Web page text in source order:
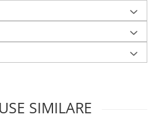
Este compatibil cu sistemul
bateriei APC, asigurând
operaționale în medii
critice și infrastructuri IT.
SIMILARE